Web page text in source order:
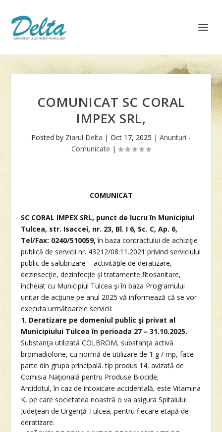
COMUNICAT SC CORAL
IMPEX SRL,
Posted by Ziarul Delta | Oct 17, 2025 | Anunturi -
Comunicate |
COMUNICAT
SC CORAL IMPEX SRL, punct de lucru în Municipiul
Tulcea, str. Isaccei, nr. 23, Bl. I 6, Sc. C, Ap. 6,
Tel/Fax: 0240/510059, în baza contractului de achiziţie
publică de servicii nr. 43212/08.11.2021 privind serviciului
public de salubrizare – activităţile de deratizare,
dezinsecţie, dezinfecţie şi tratamente fitosanitare,
încheiat cu Municipiul Tulcea şi în baza Programului
unitar de acţiune pe anul 2025 vă informează că se vor
executa următoarele servicii:
1. Deratizare pe domeniul public şi privat al
Municipiului Tulcea în perioada 27 – 31.10.2025.
Substanţa utilizată COLBROM, substanţa activă
bromadiolone, cu normă de utilizare de 1 g / mp, face
parte din grupa principală. tip produs 14, avizată de
Comisia Naţională pentru Produse Biocide;
Antidotul, în caz de intoxicare accidentală, este Vitamina
K, pe care societatea noastră o va asigura Spitalului
Judeţean de Urgenţă Tulcea, pentru fiecare etapă de
deratizare.